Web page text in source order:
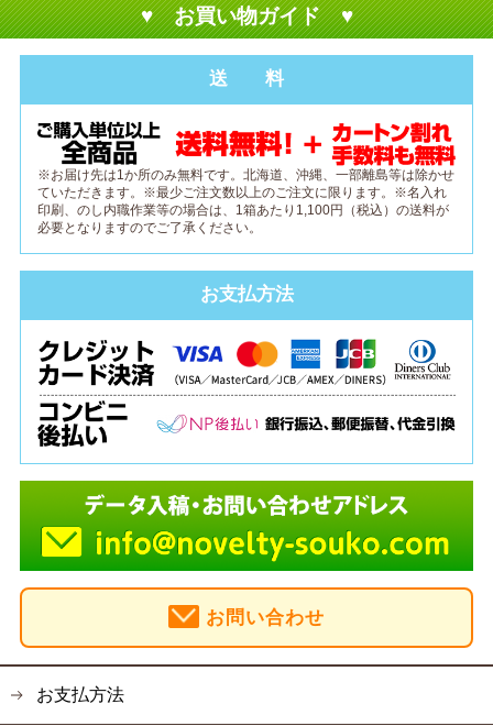
♥ お買い物ガイド ♥
送 料
※お届け先は1か所のみ無料です。北海道、沖縄、一部離島等は除かせ
ていただきます。※最少ご注文数以上のご注文に限ります。※名入れ
印刷、のし内職作業等の場合は、1箱あたり1,100円（税込）の送料が
必要となりますのでご了承ください。
お支払方法
お問い合わせ
お支払方法